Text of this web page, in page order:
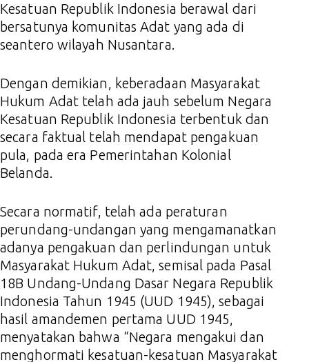
Kesatuan Republik Indonesia berawal dari
bersatunya komunitas Adat yang ada di
seantero wilayah Nusantara.
Dengan demikian, keberadaan Masyarakat
Hukum Adat telah ada jauh sebelum Negara
Kesatuan Republik Indonesia terbentuk dan
secara faktual telah mendapat pengakuan
pula, pada era Pemerintahan Kolonial
Belanda.
Secara normatif, telah ada peraturan
perundang-undangan yang mengamanatkan
adanya pengakuan dan perlindungan untuk
Masyarakat Hukum Adat, semisal pada Pasal
18B Undang-Undang Dasar Negara Republik
Indonesia Tahun 1945 (UUD 1945), sebagai
hasil amandemen pertama UUD 1945,
menyatakan bahwa “Negara mengakui dan
menghormati kesatuan-kesatuan Masyarakat